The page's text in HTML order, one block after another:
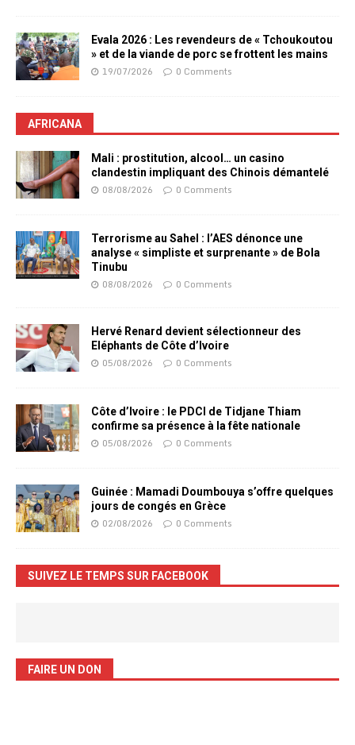
Evala 2026 : Les revendeurs de « Tchoukoutou
» et de la viande de porc se frottent les mains
19/07/2026 0 Comments
AFRICANA
Mali : prostitution, alcool… un casino
clandestin impliquant des Chinois démantelé
08/08/2026 0 Comments
Terrorisme au Sahel : l’AES dénonce une
analyse « simpliste et surprenante » de Bola
Tinubu
08/08/2026 0 Comments
Hervé Renard devient sélectionneur des
Eléphants de Côte d’Ivoire
05/08/2026 0 Comments
Côte d’Ivoire : le PDCI de Tidjane Thiam
confirme sa présence à la fête nationale
05/08/2026 0 Comments
Guinée : Mamadi Doumbouya s’offre quelques
jours de congés en Grèce
02/08/2026 0 Comments
SUIVEZ LE TEMPS SUR FACEBOOK
FAIRE UN DON